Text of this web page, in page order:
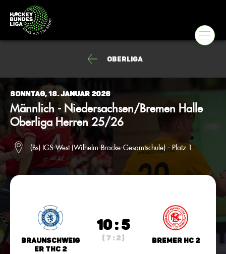
Oberliga
Sonntag, 18. Januar 2026
Männlich - Niedersachsen/Bremen Halle
Oberliga Herren 25/26
(Bs) IGS West (Wilhelm-Bracke-Gesamtschule) - Platz 1
Braunschweig
er THC 2
10 : 5
( 7 : 2 ) Bremer HC 2